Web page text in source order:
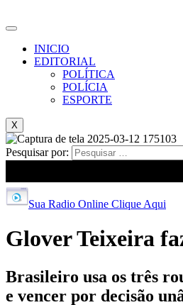
INICIO
EDITORIAL
POLÍTICA
POLÍCIA
ESPORTE
X
Pesquisar por:
Sua Radio Online Clique Aqui
Glover Teixeira
Brasileiro usa os três
e vencer por decisão